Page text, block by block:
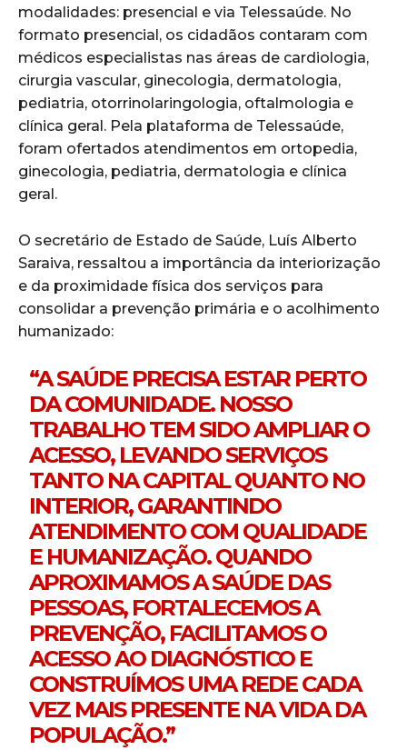
modalidades: presencial e via Telessaúde. No
formato presencial, os cidadãos contaram com
médicos especialistas nas áreas de cardiologia,
cirurgia vascular, ginecologia, dermatologia,
pediatria, otorrinolaringologia, oftalmologia e
clínica geral. Pela plataforma de Telessaúde,
foram ofertados atendimentos em ortopedia,
ginecologia, pediatria, dermatologia e clínica
geral.
O secretário de Estado de Saúde, Luís Alberto
Saraiva, ressaltou a importância da interiorização
e da proximidade física dos serviços para
consolidar a prevenção primária e o acolhimento
humanizado:
“A SAÚDE PRECISA ESTAR PERTO
DA COMUNIDADE. NOSSO
TRABALHO TEM SIDO AMPLIAR O
ACESSO, LEVANDO SERVIÇOS
TANTO NA CAPITAL QUANTO NO
INTERIOR, GARANTINDO
ATENDIMENTO COM QUALIDADE
E HUMANIZAÇÃO. QUANDO
APROXIMAMOS A SAÚDE DAS
PESSOAS, FORTALECEMOS A
PREVENÇÃO, FACILITAMOS O
ACESSO AO DIAGNÓSTICO E
CONSTRUÍMOS UMA REDE CADA
VEZ MAIS PRESENTE NA VIDA DA
POPULAÇÃO.”